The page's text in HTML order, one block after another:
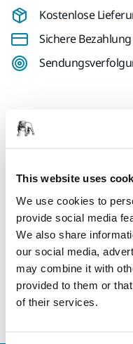
This website uses
We use cookies to
provide social media
We also share
our social media,
may combine it with
provided to them or
of their services.
Kostenlose
Sichere
Länge
Breite